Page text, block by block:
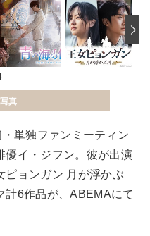
真
単独ファンミーティン
優イ・ジフン。彼が出演
ピョンガン 月が浮かぶ
計6作品が、ABEMAにて